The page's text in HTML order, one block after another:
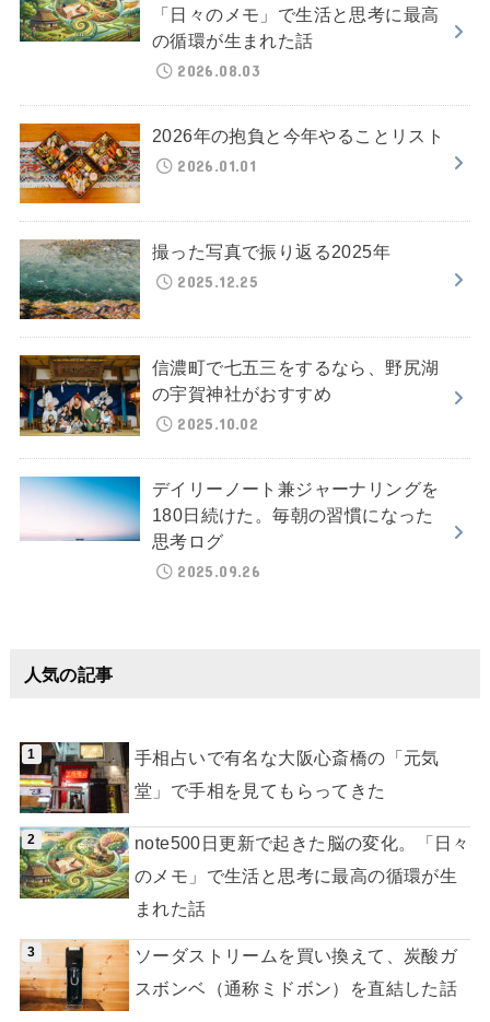
「日々のメモ」で生活と思考に最高
の循環が生まれた話
2026.08.03
2026年の抱負と今年やることリスト
2026.01.01
撮った写真で振り返る2025年
2025.12.25
信濃町で七五三をするなら、野尻湖
の宇賀神社がおすすめ
2025.10.02
デイリーノート兼ジャーナリングを
180日続けた。毎朝の習慣になった
思考ログ
2025.09.26
人気の記事
手相占いで有名な大阪心斎橋の「元気
堂」で手相を見てもらってきた
note500日更新で起きた脳の変化。「日々
のメモ」で生活と思考に最高の循環が生
まれた話
ソーダストリームを買い換えて、炭酸ガ
スボンベ（通称ミドボン）を直結した話